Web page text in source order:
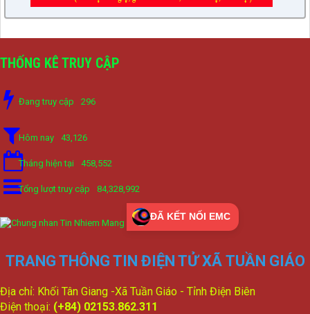
THỐNG KÊ TRUY CẬP
Đang truy cập 296
Hôm nay 43,126
Tháng hiện tại 458,552
Tổng lượt truy cập 84,328,992
ĐÃ KẾT NỐI EMC
TRANG THÔNG TIN ĐIỆN TỬ XÃ TUẦN GIÁO
Địa chỉ: Khối Tân Giang -Xã Tuần Giáo - Tỉnh Điện Biên
Điện thoại: (+84) 02153.862.311